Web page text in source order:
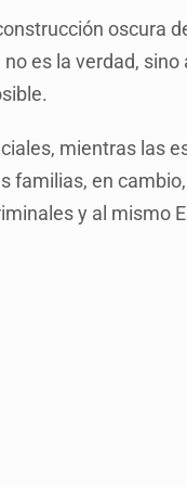
oscura
es la verdad,
mientras las
familias, en
y al mismo